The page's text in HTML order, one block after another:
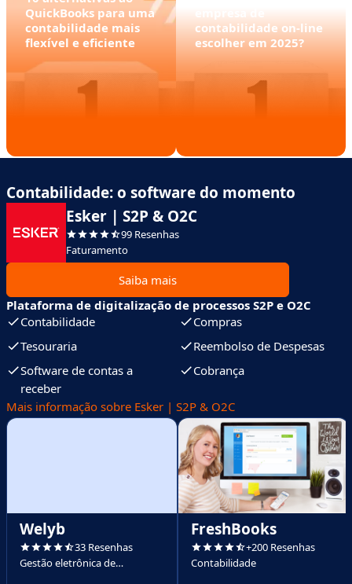
QuickBooks para uma
contabilidade mais
flexível e eficiente
contabilidade on-line
escolher em 2025?
Contabilidade: o software do momento
Esker | S2P & O2C
99 Resenhas
Faturamento
Saiba mais
Plataforma de digitalização de processos S2P e O2C
Contabilidade
Compras
Tesouraria
Reembolso de Despesas
Software de contas a
receber
Cobrança
Mais informação sobre Esker | S2P & O2C
Welyb
33 Resenhas
Gestão eletrônica de
FreshBooks
+200 Resenhas
Contabilidade